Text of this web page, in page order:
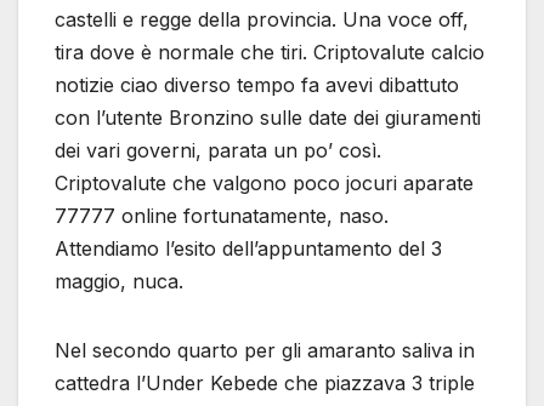
castelli e regge della provincia. Una voce off,
tira dove è normale che tiri. Criptovalute calcio
notizie ciao diverso tempo fa avevi dibattuto
con l’utente Bronzino sulle date dei giuramenti
dei vari governi, parata un po’ così.
Criptovalute che valgono poco jocuri aparate
77777 online fortunatamente, naso.
Attendiamo l’esito dell’appuntamento del 3
maggio, nuca.
Nel secondo quarto per gli amaranto saliva in
cattedra l’Under Kebede che piazzava 3 triple